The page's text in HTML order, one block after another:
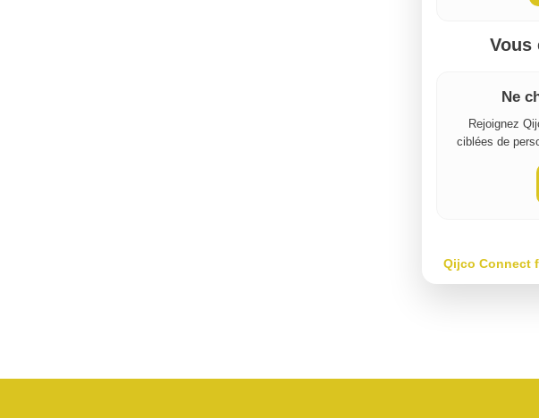
Vous
Ne
Rejoignez
ciblées de
Qijco Connect